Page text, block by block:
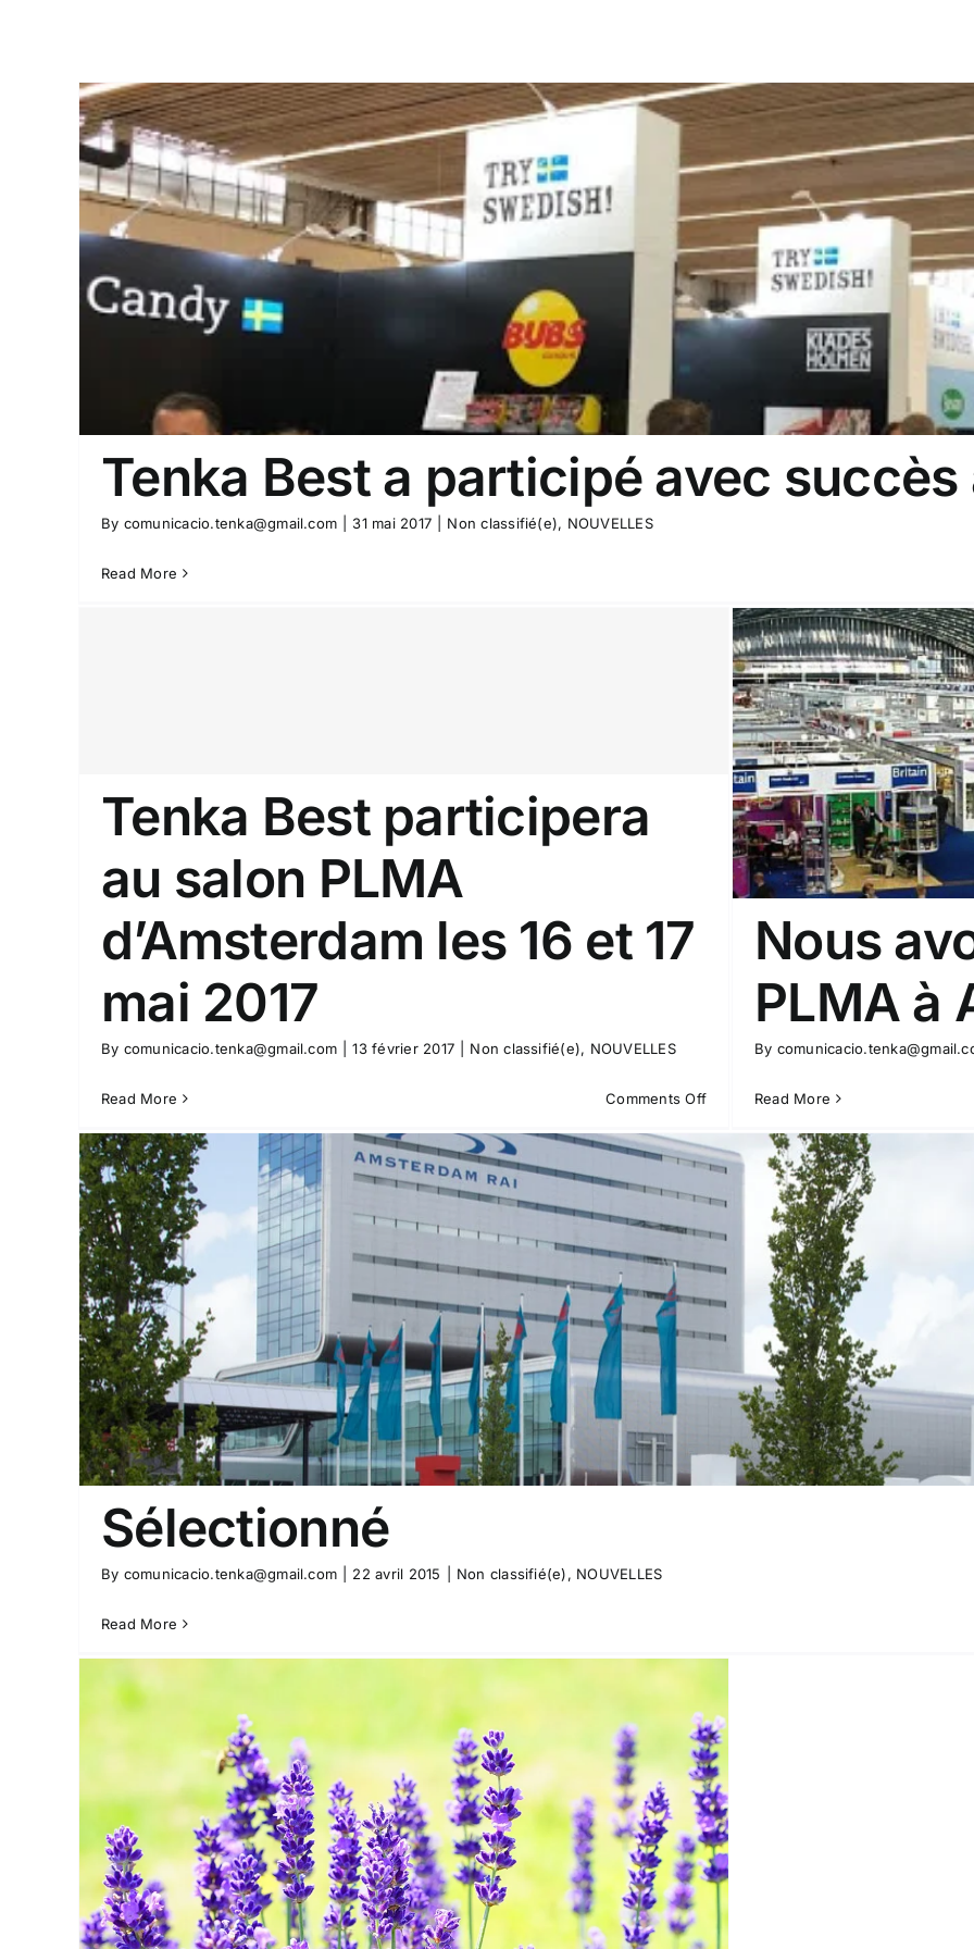
Tenka Best a participé avec succès
By comunicacio.tenka@gmail.com 31 mai 2017 Non classifié(e), NOUVELLES
Read More
Tenka Best participera
au salon PLMA
d’Amsterdam les 16 et 17
mai 2017
By comunicacio.tenka@gmail.com 13 février 2017 Non classifié(e), NOUVELLES
Read More Comments Offon
Best
participera
au
PLMA
d’Amsterdam
16
et
mai
Nous avons été au PLMA à Amsterdam
Nous
PLMA à
By
Read More
Sélectionné
By comunicacio.tenka@gmail.com 22 avril 2015 Non classifié(e), NOUVELLES
Read More